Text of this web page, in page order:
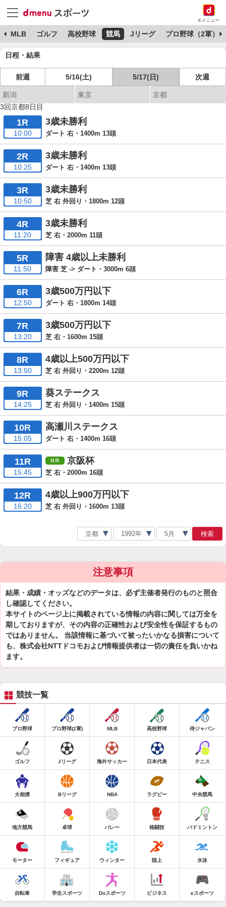
dメニュー
MLB ゴルフ 高校野球 競馬 Jリーグ プロ野球（2軍）
日程・結果
前週 5/16(土) 5/17(日) 次週
新潟 東京
京都
3回京都8日目
1R
10:00
3歳未勝利
ダート 右・1400m 13頭
2R
10:25
3歳未勝利
ダート 右・1400m 13頭
3R
10:50
3歳未勝利
芝 右 外回り・1800m 12頭
4R
11:20
3歳未勝利
芝 右・2000m 11頭
5R
11:50
障害 4歳以上未勝利
障害 芝 -> ダート・3000m 6頭
6R
12:50
3歳500万円以下
ダート 右・1800m 14頭
7R
13:20
3歳500万円以下
芝 右・1600m 15頭
8R
13:50
4歳以上500万円以下
芝 右 外回り・2200m 12頭
9R
14:25
葵ステークス
芝 右 外回り・1400m 15頭
10R
15:05
高瀬川ステークス
ダート 右・1400m 16頭
11R
15:45
京阪杯
芝 右・2000m 16頭
12R
16:20
4歳以上900万円以下
芝 右 外回り・1600m 13頭
検索
注意事項
結果・成績・オッズなどのデータは、必ず主催者発行のものと照合
し確認してください。
本サイトのページ上に掲載されている情報の内容に関しては万全を
期しておりますが、その内容の正確性および安全性を保証するもの
ではありません。 当該情報に基づいて被ったいかなる損害について
も、株式会社NTTドコモおよび情報提供者は一切の責任を負いかね
ます。
競技一覧
プロ野球 プロ野球(2軍) MLB 高校野球 侍ジャパン
ゴルフ Jリーグ 海外サッカー 日本代表 テニス
大相撲 Bリーグ NBA ラグビー 中央競馬
地方競馬 卓球 バレー 格闘技 バドミントン
モーター フィギュア ウィンター 陸上 水泳
自転車 学生スポーツ Doスポーツ ビジネス eスポーツ